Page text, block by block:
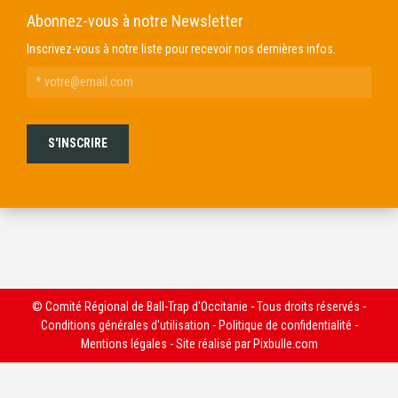
Abonnez-vous à notre Newsletter
Inscrivez-vous à notre liste pour recevoir nos dernières infos.
© Comité Régional de Ball-Trap d'Occitanie - Tous droits réservés -
Conditions générales d'utilisation - Politique de confidentialité -
Mentions légales - Site réalisé par Pixbulle.com